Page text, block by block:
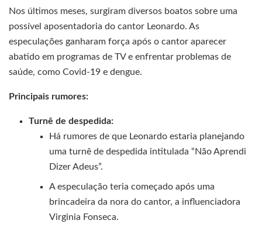
Nos últimos meses, surgiram diversos boatos sobre uma
possível aposentadoria do cantor Leonardo. As
especulações ganharam força após o cantor aparecer
abatido em programas de TV e enfrentar problemas de
saúde, como Covid-19 e dengue.
Principais rumores:
Turnê de despedida:
Há rumores de que Leonardo estaria planejando
uma turnê de despedida intitulada “Não Aprendi
Dizer Adeus”.
A especulação teria começado após uma
brincadeira da nora do cantor, a influenciadora
Virginia Fonseca.